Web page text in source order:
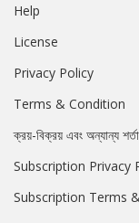
Help
License
Privacy Policy
Terms & Condition
ক্রয়-বিক্রয় এবং অন্যান্য
Subscription Privacy
Subscription Terms